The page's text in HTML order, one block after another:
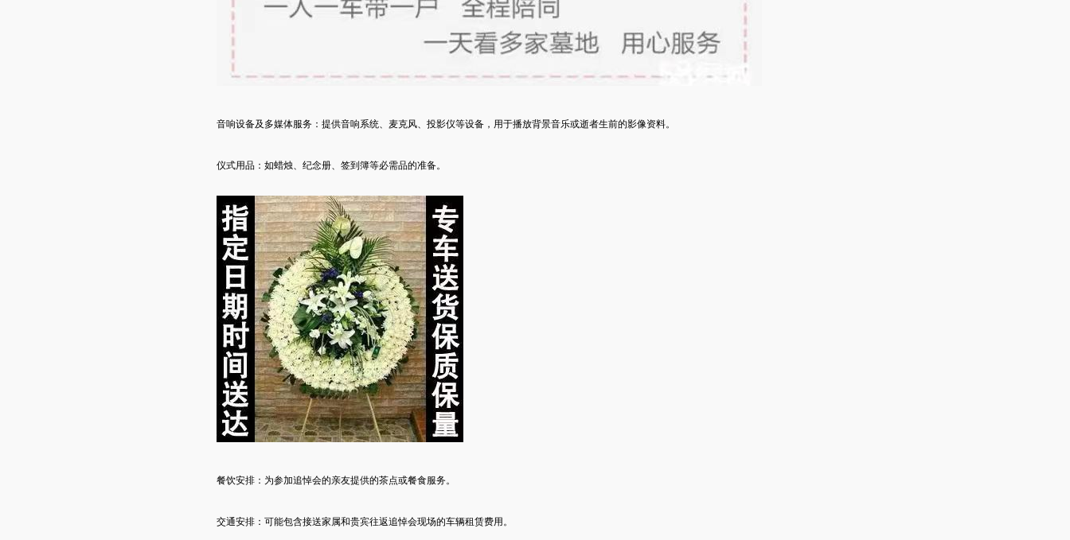
音响设备及多媒体服务：提供音响系统、麦克风、投影仪等设备，用于播放背景音乐或逝者生前的影像资料。
仪式用品：如蜡烛、纪念册、签到簿等必需品的准备。
餐饮安排：为参加追悼会的亲友提供的茶点或餐食服务。
交通安排：可能包含接送家属和贵宾往返追悼会现场的车辆租赁费用。